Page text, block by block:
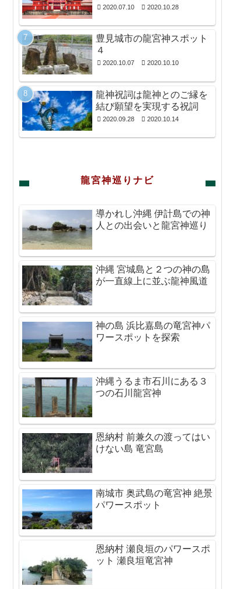
2020.07.10 2020.10.28
豊見城市の龍宮神スポット
４
2020.10.07 2020.10.10
龍神祝詞は龍神とのご縁を
結び願望を実現する祝詞
2020.09.28 2020.10.14
龍宮神巡りナビ
導かれし沖縄 伊計島での神
人との出会いと龍宮神巡り
沖縄 宮城島と２つの神の島
が一直線上に並ぶ龍神風道
神の島 浜比嘉島の竜宮神パ
ワースポットを探索
沖縄うるま市石川にある３
つの石川龍宮神
恩納村 前兼久の渡ってはい
けない島 竜宮島
南城市 奥武島の竜宮神 絶景
パワースポット
恩納村 瀬良垣のパワースポ
ット 瀬良垣竜宮神